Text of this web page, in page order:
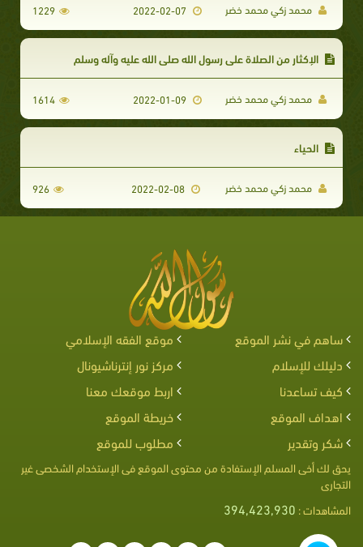
محمد زكي محمد خضر 1229
الإكثار من الصلاة على رسول الله صلى الله عليه وآله وسلم
محمد زكي محمد خضر 2022-01-09
1614
الحياء
محمد زكي محمد خضر 926
ساهم في نشر الموقع
موقع الفقه الإسلامي
دليلك للإسلام
مركز نور إنترناشيونال
كيف تساعدنا
اربط موقعك معنا
اهداف الموقع
خريطة الموقع
شكر وتقدير
مطلوب للموقع
يحق لك أخى المسلم الإستفادة من محتوى الموقع فى الإستخدام الشخصى غير
التجارى
المشاهدات : 394,423,930